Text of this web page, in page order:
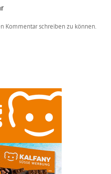
Kommentar schreiben zu können.